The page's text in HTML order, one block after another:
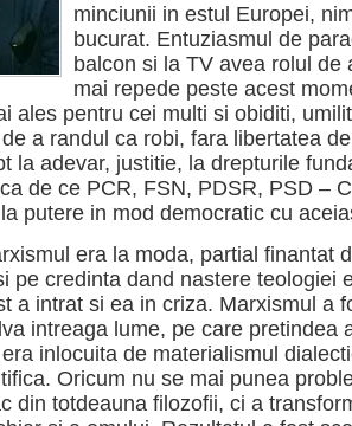
minciunii in estul Europei,
bucurat. Entuziasmul de
balcon si la TV avea rolul de
mai repede peste acest
ales pentru cei multi si obiditi,
a randul ca robi, fara libertatea
la adevar, justitie, la drepturile
de ce PCR, FSN, PDSR, PSD –
putere in mod democratic cu
era la moda, partial finantat
pe credinta dand nastere teologiei
a intrat si ea in criza. Marxismul a
intreaga lume, pe care pretindea
inlocuita de materialismul
Oricum nu se mai punea
din totdeauna filozofii, ci a